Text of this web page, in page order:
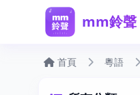
mm鈴聲
首頁 粵語